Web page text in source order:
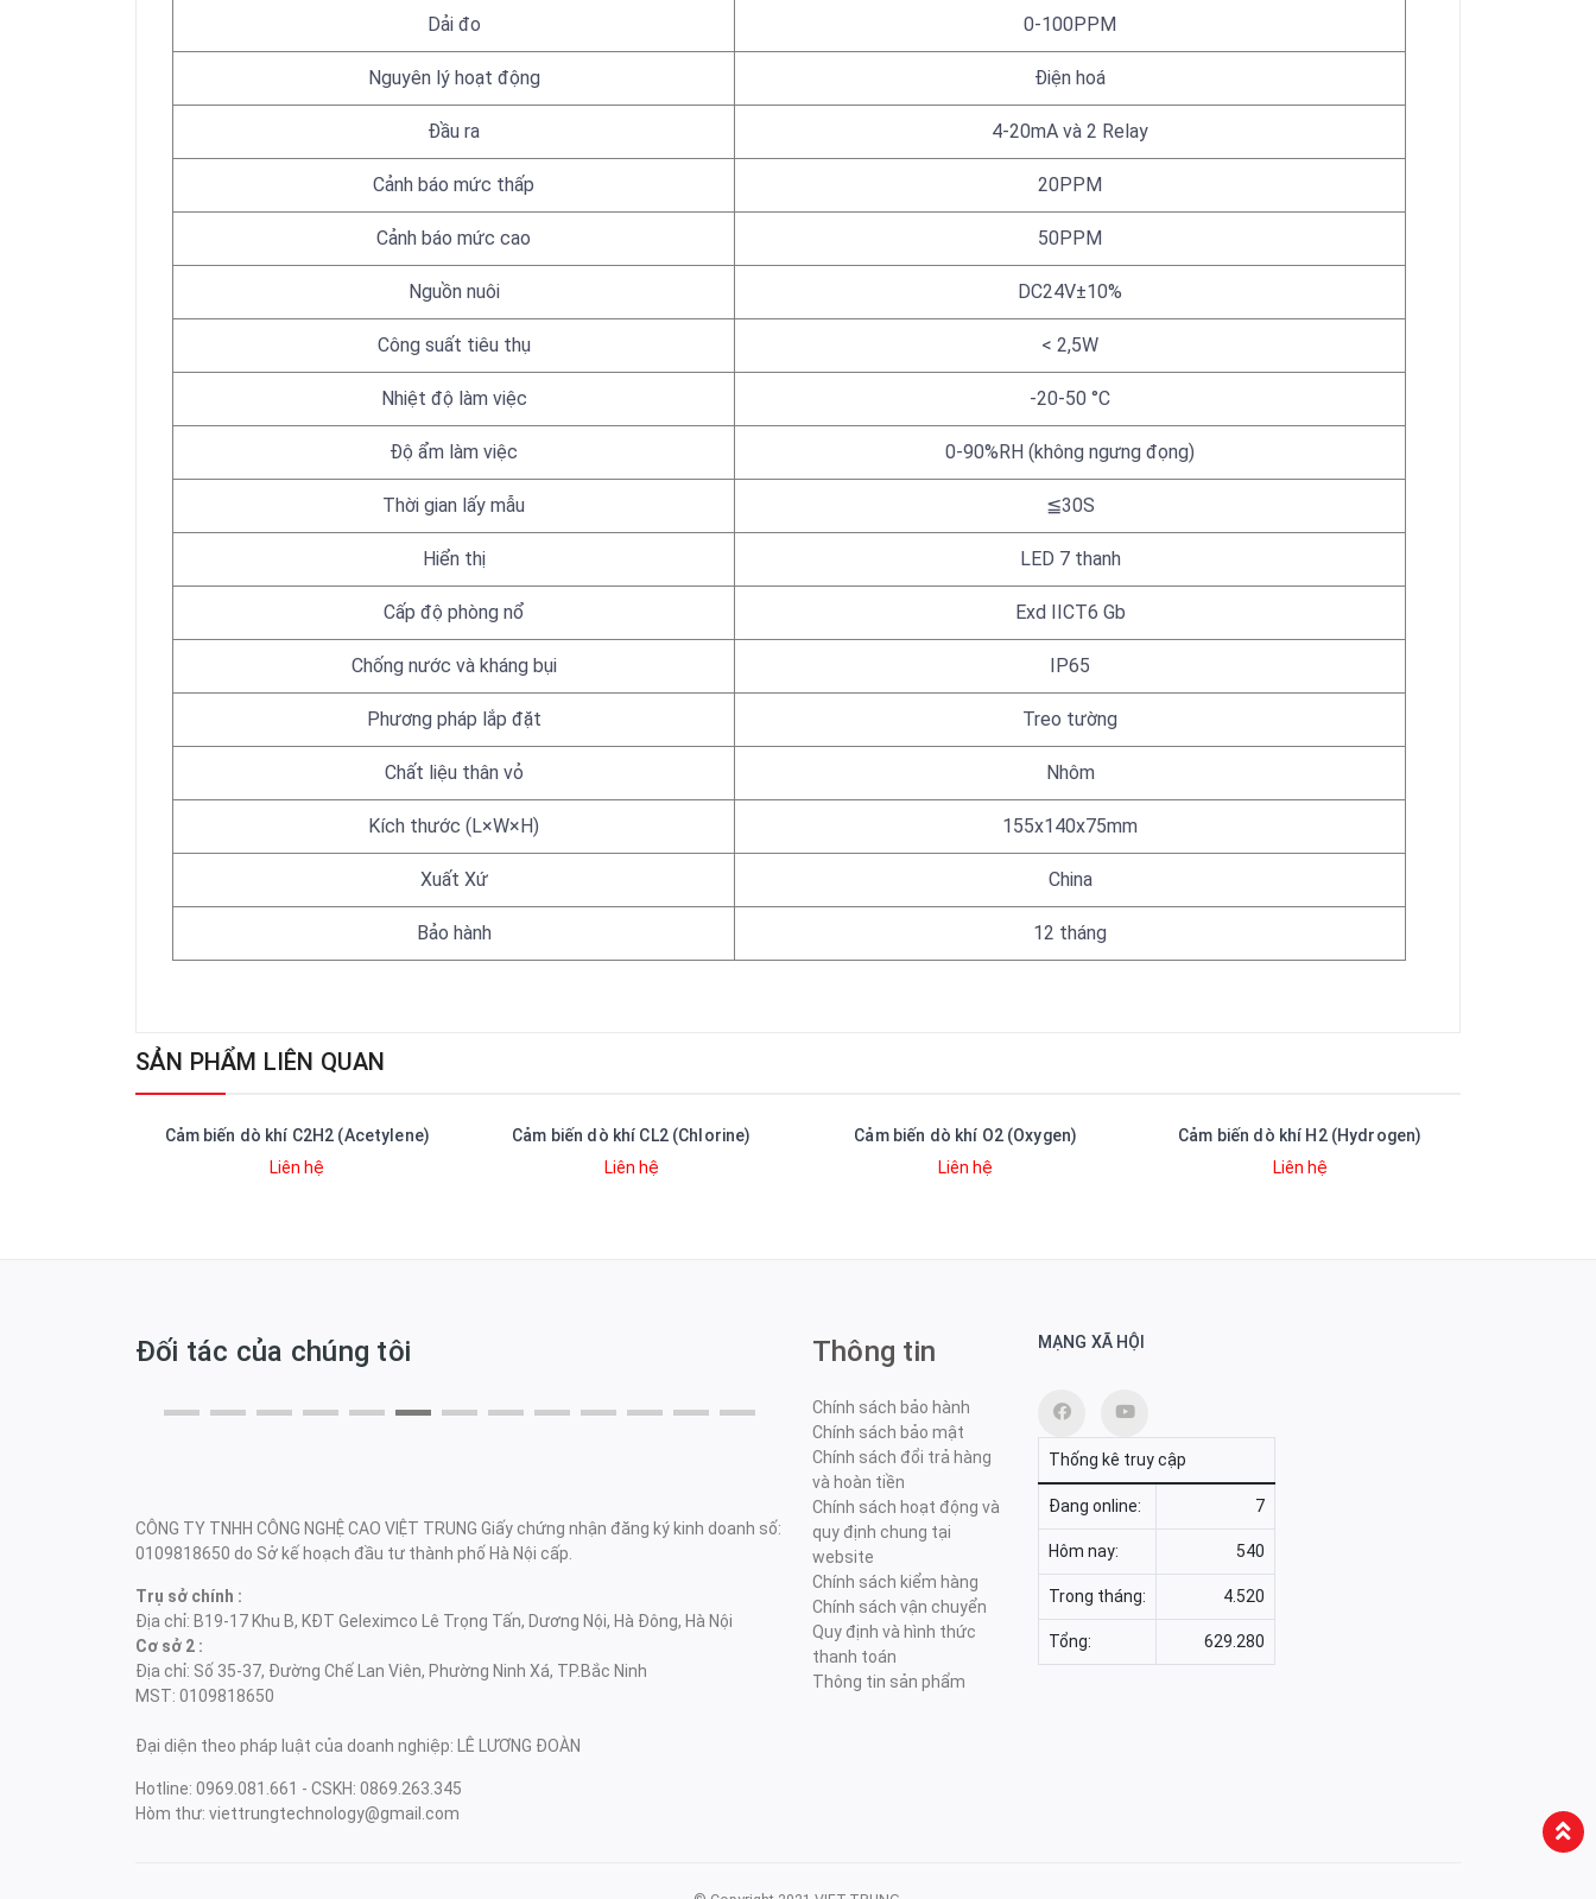
Dải đo 0-100PPM
Nguyên lý hoạt động Điện hoá
Đầu ra 4-20mA và 2 Relay
Cảnh báo mức thấp 20PPM
Cảnh báo mức cao 50PPM
Nguồn nuôi DC24V±10%
Công suất tiêu thụ < 2,5W
Nhiệt độ làm việc -20-50 °C
Độ ẩm làm việc 0-90%RH (không ngưng đọng)
Thời gian lấy mẫu ≦30S
Hiển thị LED 7 thanh
Cấp độ phòng nổ Exd IICT6 Gb
Chống nước và kháng bụi IP65
Phương pháp lắp đặt Treo tường
Chất liệu thân vỏ Nhôm
Kích thước (L×W×H) 155x140x75mm
Xuất Xứ China
Bảo hành 12 tháng
SẢN PHẨM LIÊN QUAN
Cảm biến dò khí C2H2 (Acetylene)
Liên hệ
Cảm biến dò khí CL2 (Chlorine)
Liên hệ
Cảm biến dò khí O2 (Oxygen)
Liên hệ
Cảm biến dò khí H2 (Hydrogen)
Liên hệ
Đối tác của chúng tôi
CÔNG TY TNHH CÔNG NGHỆ CAO VIỆT TRUNG Giấy chứng nhận đăng ký kinh doanh số:
0109818650 do Sở kế hoạch đầu tư thành phố Hà Nội cấp.
Trụ sở chính :
Địa chỉ: B19-17 Khu B, KĐT Geleximco Lê Trọng Tấn, Dương Nội, Hà Đông, Hà Nội
Cơ sở 2 :
Địa chỉ: Số 35-37, Đường Chế Lan Viên, Phường Ninh Xá, TP.Bắc Ninh
MST: 0109818650
Đại diện theo pháp luật của doanh nghiệp: LÊ LƯƠNG ĐOÀN
Hotline: 0969.081.661 - CSKH: 0869.263.345
Hòm thư: viettrungtechnology@gmail.com
Thông tin
Chính sách bảo hành
Chính sách bảo mật
Chính sách đổi trả hàng
và hoàn tiền
Chính sách hoạt động và
quy định chung tại
website
Chính sách kiểm hàng
Chính sách vận chuyển
Quy định và hình thức
thanh toán
Thông tin sản phẩm
MẠNG XÃ HỘI
Thống kê truy cập
Đang online: 7
Hôm nay: 540
Trong tháng: 4.520
Tổng: 629.280